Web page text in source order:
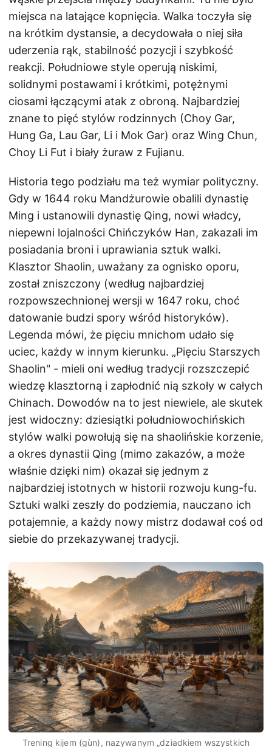
miejsca na latające kopnięcia. Walka toczyła się
na krótkim dystansie, a decydowała o niej siła
uderzenia rąk, stabilność pozycji i szybkość
reakcji. Południowe style operują niskimi,
solidnymi postawami i krótkimi, potężnymi
ciosami łączącymi atak z obroną. Najbardziej
znane to pięć stylów rodzinnych (Choy Gar,
Hung Ga, Lau Gar, Li i Mok Gar) oraz Wing Chun,
Choy Li Fut i biały żuraw z Fujianu.
Historia tego podziału ma też wymiar polityczny.
Gdy w 1644 roku Mandżurowie obalili dynastię
Ming i ustanowili dynastię Qing, nowi władcy,
niepewni lojalności Chińczyków Han, zakazali im
posiadania broni i uprawiania sztuk walki.
Klasztor Shaolin, uważany za ognisko oporu,
został zniszczony (według najbardziej
rozpowszechnionej wersji w 1647 roku, choć
datowanie budzi spory wśród historyków).
Legenda mówi, że pięciu mnichom udało się
uciec, każdy w innym kierunku. „Pięciu Starszych
Shaolin" - mieli oni według tradycji rozszczepić
wiedzę klasztorną i zapłodnić nią szkoły w całych
Chinach. Dowodów na to jest niewiele, ale skutek
jest widoczny: dziesiątki południowochińskich
stylów walki powołują się na shaolińskie korzenie,
a okres dynastii Qing (mimo zakazów, a może
właśnie dzięki nim) okazał się jednym z
najbardziej istotnych w historii rozwoju kung-fu.
Sztuki walki zeszły do podziemia, nauczano ich
potajemnie, a każdy nowy mistrz dodawał coś od
siebie do przekazywanej tradycji.
Trening kijem (gùn), nazywanym „dziadkiem wszystkich